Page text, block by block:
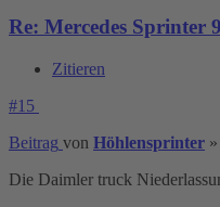
Re: Mercedes Sprinter
Zitieren
#15
Beitrag von Höhlensprinter »
Die Daimler truck